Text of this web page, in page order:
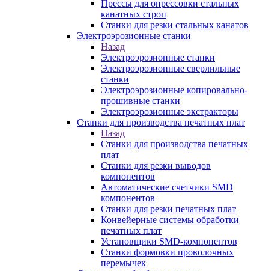
Прессы для опрессовки стальных
канатных строп
Станки для резки стальных канатов
Электроэрозионные станки
Назад
Электроэрозионные станки
Электроэрозионные сверлильные
станки
Электроэрозионные копировально-
прошивные станки
Электроэрозионные экстракторы
Станки для производства печатных плат
Назад
Станки для производства печатных
плат
Станки для резки выводов
компонентов
Автоматические счетчики SMD
компонентов
Станки для резки печатных плат
Конвейерные системы обработки
печатных плат
Установщики SMD-компонентов
Станки формовки проволочных
перемычек